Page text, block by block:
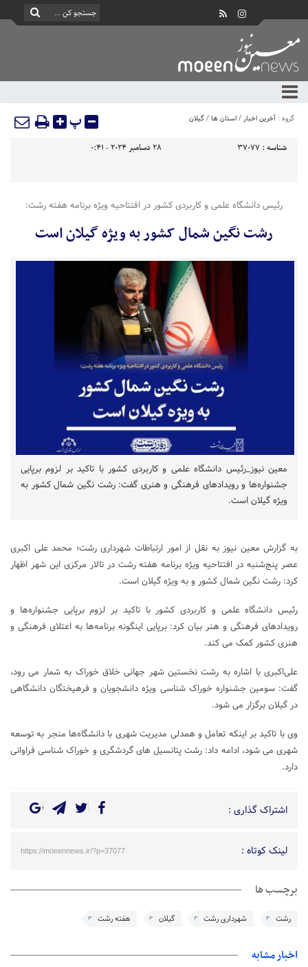
گروه : آخرین اخبار/استان ها/گیلان پ
شناسه : 37077 28 دسامبر 2024 - 0:41
رئیس دانشگاه علمی و کاربردی کشور در افتتاحیه ویژه‌ برنامه هفته رشت:
رشت نگین شمال کشور به ویژه گیلان است
معین نیوز_رئیس دانشگاه علمی و کاربردی کشور با تاکید بر لزوم برپایی
جشنواره‌ها و رویدادهای فرهنگی و هنری گفت: رشت نگین شمال کشور به
ویژه گیلان است.
به گزارش معین نیوز به نقل از امور ارتباطات شهرداری رشت؛ محمد علی ‌اکبری
عصر پنج‌شنبه در افتتاحیه ویژه‌ برنامه هفته رشت در تالار مرکزی این شهر اظهار
کرد: رشت نگین شمال کشور و به ویژه گیلان است.
رئیس دانشگاه علمی و کاربردی کشور با تاکید بر لزوم برپایی جشنواره‌ها و
رویدادهای فرهنگی و هنر بیان کرد: برپایی اینگونه برنامه‌ها به اعتلای فرهنگی و
هنری کشور کمک می کند.
علی‌اکبری با اشاره به رشت نخستین شهر جهانی خلاق خوراک به شمار می رود،
گفت: سومین جشنواره خوراک ‌شناسی ویژه دانشجویان و فرهیختگان دانشگاهی
در گیلان برگزار می شود.
وی با تاکید بر اینکه تعامل و همدلی مدیریت شهری با دانشگاه‌ها منجر به توسعه
شهری می شود، ادامه داد: رشت پتانسیل های گردشگری و خوراک ‌شناسی فراوانی
دارد.
اشتراک گذاری :
لینک کوتاه : https://moeennews.ir/?p=37077
برچسب ها
رشت شهرداری رشت گیلان هفته رشت
اخبار مشابه